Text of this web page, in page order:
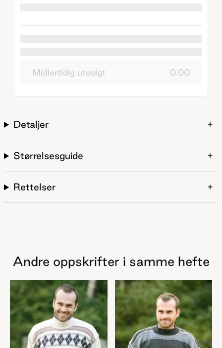
Midlertidig utsolgt 0.00
Detaljer
Størrelsesguide
Rettelser
Andre oppskrifter i samme hefte